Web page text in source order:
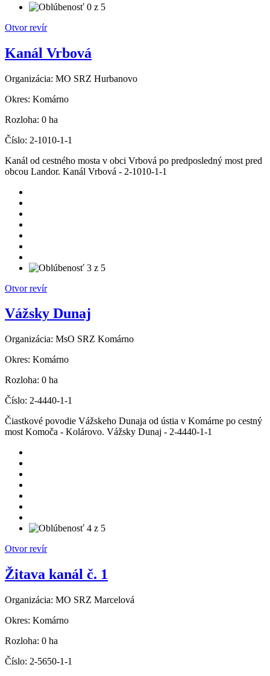
Otvor revír
Kanál Vrbová
Organizácia: MO SRZ Hurbanovo
Okres: Komárno
Rozloha: 0 ha
Číslo: 2-1010-1-1
Kanál od cestného mosta v obci Vrbová po predposledný most pred
obcou Landor. Kanál Vrbová - 2-1010-1-1
Otvor revír
Vážsky Dunaj
Organizácia: MsO SRZ Komárno
Okres: Komárno
Rozloha: 0 ha
Číslo: 2-4440-1-1
Čiastkové povodie Vážskeho Dunaja od ústia v Komárne po cestný
most Komoča - Kolárovo. Vážsky Dunaj - 2-4440-1-1
Otvor revír
Žitava kanál č. 1
Organizácia: MO SRZ Marcelová
Okres: Komárno
Rozloha: 0 ha
Číslo: 2-5650-1-1